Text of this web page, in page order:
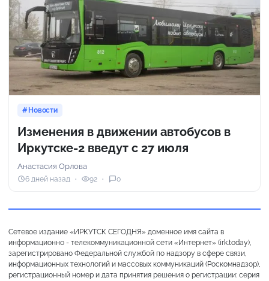
Новости
Изменения в движении автобусов в
Иркутске-2 введут с 27 июля
Анастасия Орлова
6 дней назад 92 0
Сетевое издание «ИРКУТСК СЕГОДНЯ» доменное имя сайта в
информационно - телекоммуникационной сети «Интернет» (irk.today),
зарегистрировано Федеральной службой по надзору в сфере связи,
информационных технологий и массовых коммуникаций (Роскомнадзор),
регистрационный номер и дата принятия решения о регистрации: серия